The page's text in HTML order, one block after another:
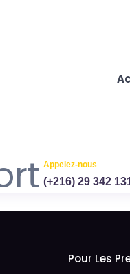
Appelez-nous
(+216) 29 342
Pour Les